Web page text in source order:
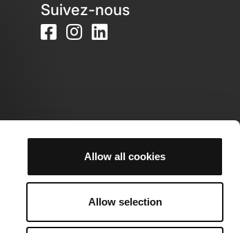
Allow all cookies
Allow selection
Suivez-nous